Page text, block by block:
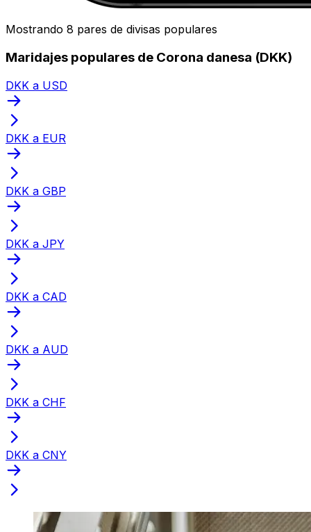
Mostrando 8 pares de divisas populares
Maridajes populares de Corona danesa (DKK)
DKK a USD
DKK a EUR
DKK a GBP
DKK a JPY
DKK a CAD
DKK a AUD
DKK a CHF
DKK a CNY